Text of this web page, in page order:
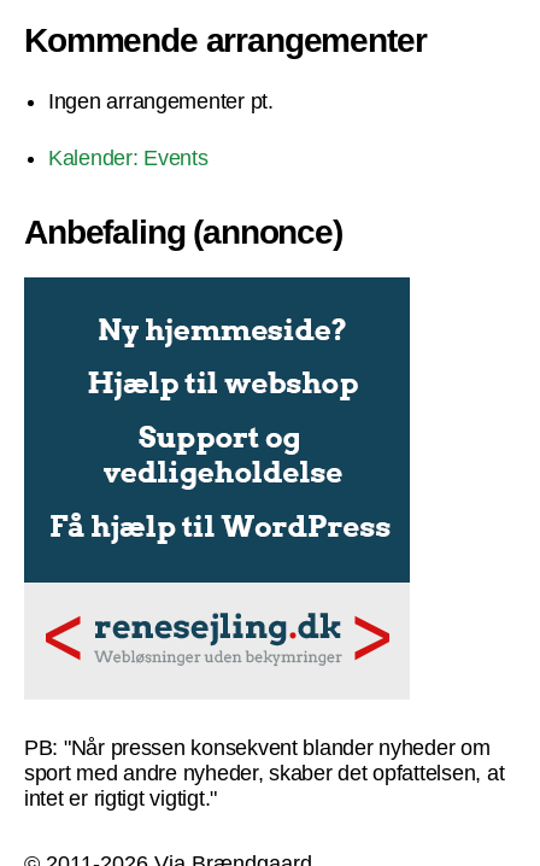
Kommende arrangementer
Ingen arrangementer pt.
Kalender: Events
Anbefaling (annonce)
PB: "Når pressen konsekvent blander nyheder om
sport med andre nyheder, skaber det opfattelsen, at
intet er rigtigt vigtigt."